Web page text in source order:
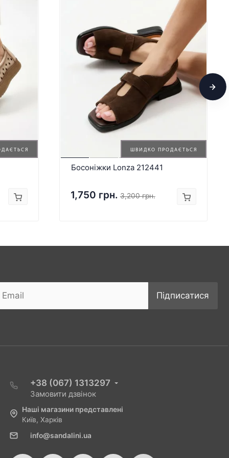
ШВИДКО ПРОДАЄТЬСЯ
Босоніжки Lonza 212441
1,750 грн. 3,200 грн.
Підписатися
+38 (067) 1313297
Замовити дзвінок
Наші магазини представлені
Київ, Харків
info@sandalini.ua